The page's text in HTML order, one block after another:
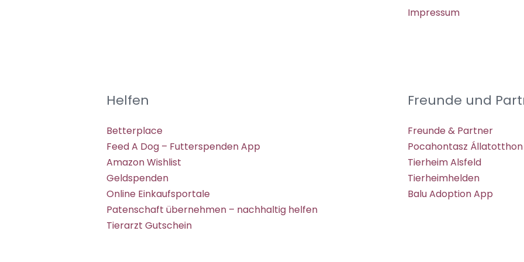
Impressum
Helfen
Betterplace
Feed A Dog – Futterspenden App
Amazon Wishlist
Geldspenden
Online Einkaufsportale
Patenschaft übernehmen – nachhaltig helfen
Tierarzt Gutschein
Freunde und
Freunde & Partner
Pocahontasz Állatotthon
Tierheim Alsfeld
Tierheimhelden
Balu Adoption App